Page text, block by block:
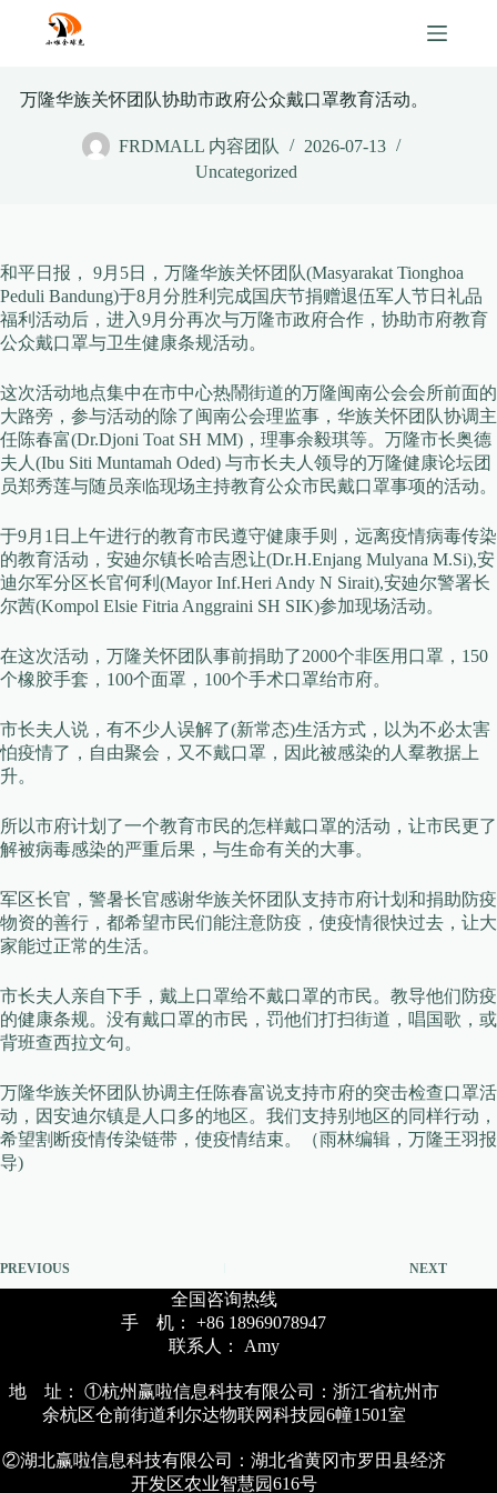
content
万隆华族关怀团队协助市政府公众戴口罩教育活动。
FRDMALL 内容团队
2026-07-13
Uncategorized
和平日报， 9月5日，万隆华族关怀团队(Masyarakat Tionghoa
Peduli Bandung)于8月分胜利完成国庆节捐赠退伍军人节日礼品
福利活动后，进入9月分再次与万隆市政府合作，协助市府教育
公众戴口罩与卫生健康条规活动。
这次活动地点集中在市中心热鬧街道的万隆闽南公会会所前面的
大路旁，参与活动的除了闽南公会理监事，华族关怀团队协调主
任陈春富(Dr.Djoni Toat SH MM)，理事余毅琪等。万隆市长奥德
夫人(Ibu Siti Muntamah Oded) 与市长夫人领导的万隆健康论坛团
员郑秀莲与随员亲临现场主持教育公众市民戴口罩事项的活动。
于9月1日上午进行的教育市民遵守健康手则，远离疫情病毒传染
的教育活动，安廸尔镇长哈吉恩让(Dr.H.Enjang Mulyana M.Si),安
迪尔军分区长官何利(Mayor Inf.Heri Andy N Sirait),安廸尔警署长
尔茜(Kompol Elsie Fitria Anggraini SH SIK)参加现场活动。
在这次活动，万隆关怀团队事前捐助了2000个非医用口罩，150
个橡胶手套，100个面罩，100个手术口罩绐市府。
市长夫人说，有不少人误解了(新常态)生活方式，以为不必太害
怕疫情了，自由聚会，又不戴口罩，因此被感染的人羣教据上
升。
所以市府计划了一个教育市民的怎样戴口罩的活动，让市民更了
解被病毒感染的严重后果，与生命有关的大事。
军区长官，警暑长官感谢华族关怀团队支持市府计划和捐助防疫
物资的善行，都希望市民们能注意防疫，使疫情很快过去，让大
家能过正常的生活。
市长夫人亲自下手，戴上口罩给不戴口罩的市民。教导他们防疫
的健康条规。没有戴口罩的市民，罚他们打扫街道，唱国歌，或
背班查西拉文句。
万隆华族关怀团队协调主任陈春富说支持市府的突击检查口罩活
动，因安迪尔镇是人口多的地区。我们支持别地区的同样行动，
希望割断疫情传染链带，使疫情结束。（雨林编辑，万隆王羽报
导)
PREVIOUS NEXT
全国咨询热线
手 机： +86 18969078947
联系人： Amy
地 址： ①杭州赢啦信息科技有限公司：浙江省杭州市
余杭区仓前街道利尔达物联网科技园6幢1501室
②湖北赢啦信息科技有限公司：湖北省黄冈市罗田县经济
开发区农业智慧园616号